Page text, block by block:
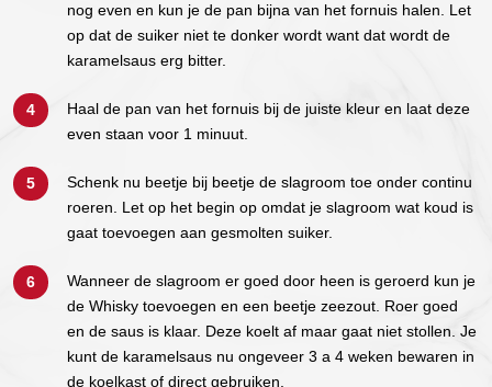
nog even en kun je de pan bijna van het fornuis halen. Let
op dat de suiker niet te donker wordt want dat wordt de
karamelsaus erg bitter.
Haal de pan van het fornuis bij de juiste kleur en laat deze
even staan voor 1 minuut.
Schenk nu beetje bij beetje de slagroom toe onder continu
roeren. Let op het begin op omdat je slagroom wat koud is
gaat toevoegen aan gesmolten suiker.
Wanneer de slagroom er goed door heen is geroerd kun je
de Whisky toevoegen en een beetje zeezout. Roer goed
en de saus is klaar. Deze koelt af maar gaat niet stollen. Je
kunt de karamelsaus nu ongeveer 3 a 4 weken bewaren in
de koelkast of direct gebruiken.